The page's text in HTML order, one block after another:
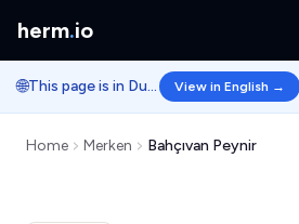
herm.io
🌐 This page is in Dutch. View in English →
Home Merken Bahçıvan Peynir